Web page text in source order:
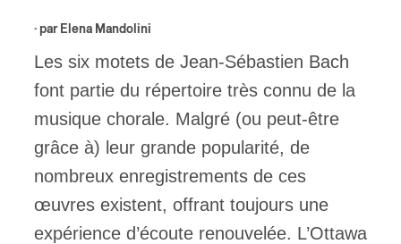
· par Elena Mandolini
Les six motets de Jean-Sébastien Bach
font partie du répertoire très connu de la
musique chorale. Malgré (ou peut-être
grâce à) leur grande popularité, de
nombreux enregistrements de ces
œuvres existent, offrant toujours une
expérience d’écoute renouvelée. L’Ottawa